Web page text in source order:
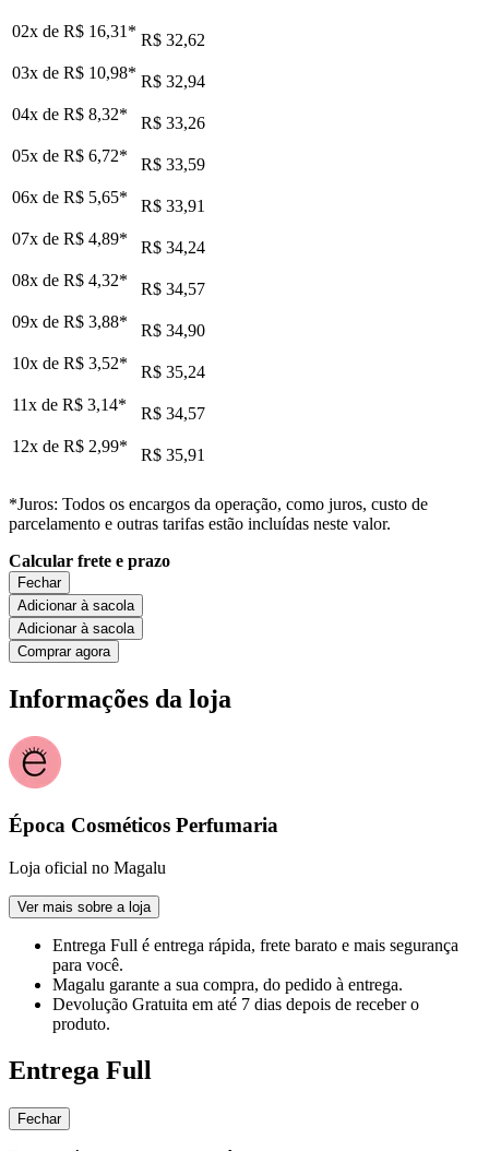
02x de R$ 16,31* R$ 32,62
03x de R$ 10,98* R$ 32,94
04x de R$ 8,32*
R$ 33,26
05x de R$ 6,72*
R$ 33,59
06x de R$ 5,65*
R$ 33,91
07x de R$ 4,89*
R$ 34,24
08x de R$ 4,32*
R$ 34,57
09x de R$ 3,88*
R$ 34,90
10x de R$ 3,52*
R$ 35,24
11x de R$ 3,14*
R$ 34,57
12x de R$ 2,99* R$ 35,91
*Juros: Todos os encargos da operação, como juros, custo de
parcelamento e outras tarifas estão incluídas neste valor.
Calcular frete e prazo
Fechar
Adicionar à sacola
Adicionar à sacola
Comprar agora
Informações da loja
Época Cosméticos Perfumaria
Loja oficial no Magalu
Ver mais sobre a loja
Entrega Full é entrega rápida, frete barato e mais segurança
para você.
Magalu garante a sua compra, do pedido à entrega.
Devolução Gratuita em até 7 dias depois de receber o
produto.
Entrega Full
Fechar